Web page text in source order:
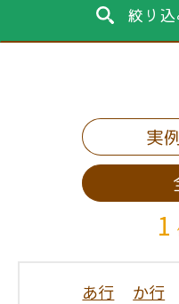
絞り
実
1
あ行 か行